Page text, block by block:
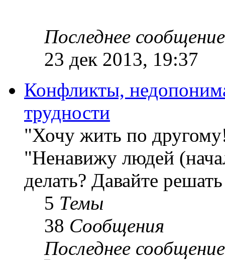
Последнее сообщение
23 дек 2013, 19:37
Конфликты,
трудности
"Хочу жить по
"Ненавижу людей
делать? Давайте
5 Темы
38 Сообщения
Последнее сообщение